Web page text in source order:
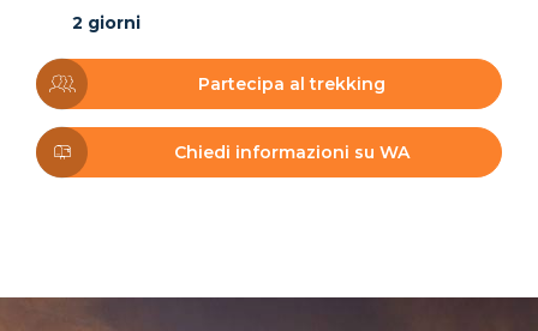
2 giorni
Partecipa al trekking
Chiedi informazioni su WA